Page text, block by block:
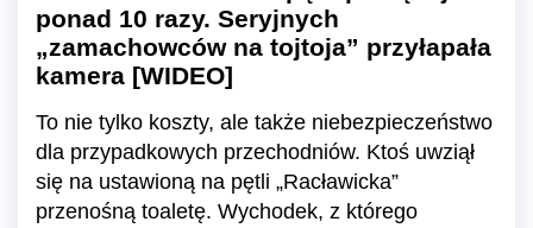
ponad 10 razy. Seryjnych
„zamachowców na tojtoja” przyłapała
kamera [WIDEO]
To nie tylko koszty, ale także niebezpieczeństwo
dla przypadkowych przechodniów. Ktoś uwziął
się na ustawioną na pętli „Racławicka”
przenośną toaletę. Wychodek, z którego